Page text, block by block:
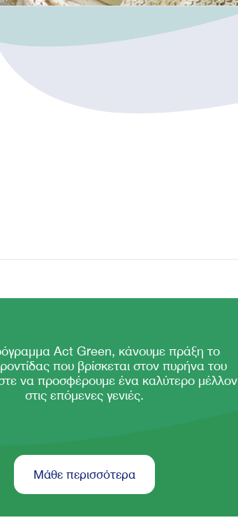
Act Green, κάνουμε πράξη το
που βρίσκεται στον πυρήνα του
να προσφέρουμε ένα καλύτερο μέλλον
στις επόμενες γενιές.
Μάθε περισσότερα